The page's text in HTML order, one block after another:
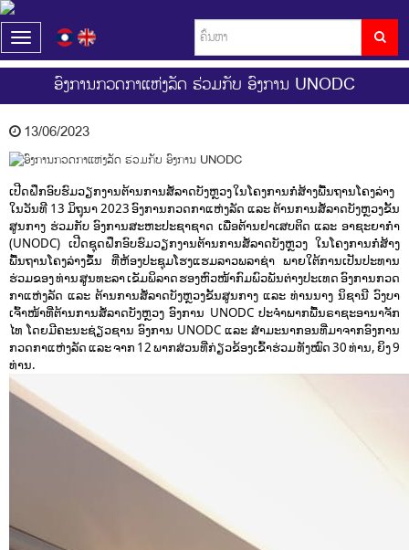
T
o
g
l
e
a
i
g
a
t
i
o
n
ອົງການກວດກາແຫ່ງລັດ ຮ່ວມກັບ ອົງການ UNODC
13/06/2023
ເປີດຝຶກອົບຮົມວຽກງານຕ້ານການສໍ້ລາດບັງຫຼວງ ໃນໂຄງການກໍ່ສ້າງພື້ນຖານໂຄງລ່າງ
ໃນວັນທີ 13 ມິຖຸນາ 2023 ອົງການກວດກາແຫ່ງລັດ ແລະ ຕ້ານການສໍ້ລາດບັງຫຼວງຂັ້ນ
ສູນກາງ ຮ່ວມກັບ ອົງການສະຫະປະຊາຊາດ ເພື່ອຕ້ານຢາເສບຕິດ ແລະ ອາຊະຍາກໍາ
(UNODC) ເປີດຊຸດຝຶກອົບຮົມວຽກງານຕ້ານການສໍ້ລາດບັງຫຼວງ ໃນໂຄງການກໍ່ສ້າງ
ພື້ນຖານໂຄງລ່າງຂຶ້ນ ທີ່ຫ້ອງປະຊຸມໂຮງແຮມລາວພລາຊ່າ ພາຍໃຕ້ການເປັນປະທານ
ຮ່ວມຂອງ ທ່ານ ສູນທະລາ ເຂັມພິລາດ ຮອງຫົວໜ້າກົມພົວພັນຕ່າງປະເທດ ອົງການກວດ
ກາແຫ່ງລັດ ແລະ ຕ້ານການສໍ້ລາດບັງຫຼວງຂັ້ນສູນກາງ ແລະ ທ່ານນາງ ນິຊານີ ວົງບາ
ເຈົ້າໜ້າທີ່ຕ້ານການສໍ້ລາດບັງຫຼວງ ອົງການ UNODC ປະຈໍາພາກພື້ນຣາຊະອານາຈັກ
ໄທ ໂດຍມີຄະນະຊ່ຽວຊານ ອົງການ UNODC ແລະ ສຳມະນາກອນທີ່ມາຈາກອົງການ
ກວດກາແຫ່ງລັດ ແລະ ຈາກ 12 ພາກສ່ວນທີ່ກ່ຽວຂ້ອງເຂົ້າຮ່ວມ ທັງໝົດ 30 ທ່ານ, ຍິງ 9
ທ່ານ.